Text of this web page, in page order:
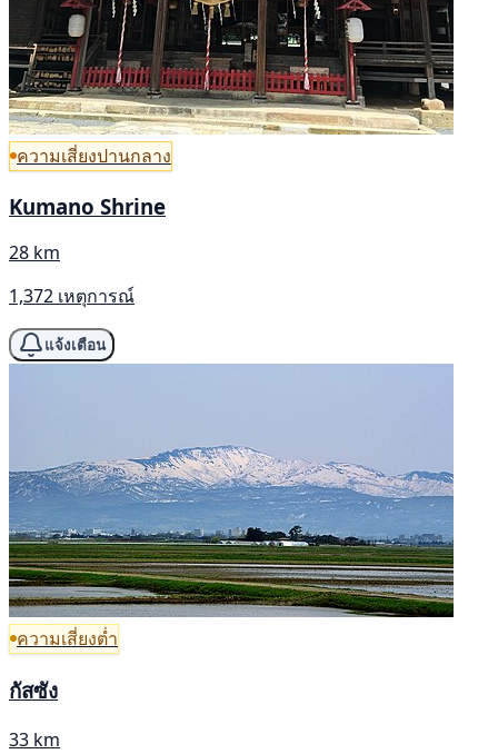
ความเสี่ยงปานกลาง
Kumano Shrine
28 km
1,372 เหตุการณ์
แจ้งเตือน
ความเสี่ยงต่ำ
กัสซัง
33 km